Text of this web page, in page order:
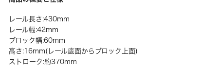
レール長さ:430mm
レール幅:42mm
ブロック幅:60mm
高さ:16mm(レール底面からブロック上面)
ストローク:約370mm